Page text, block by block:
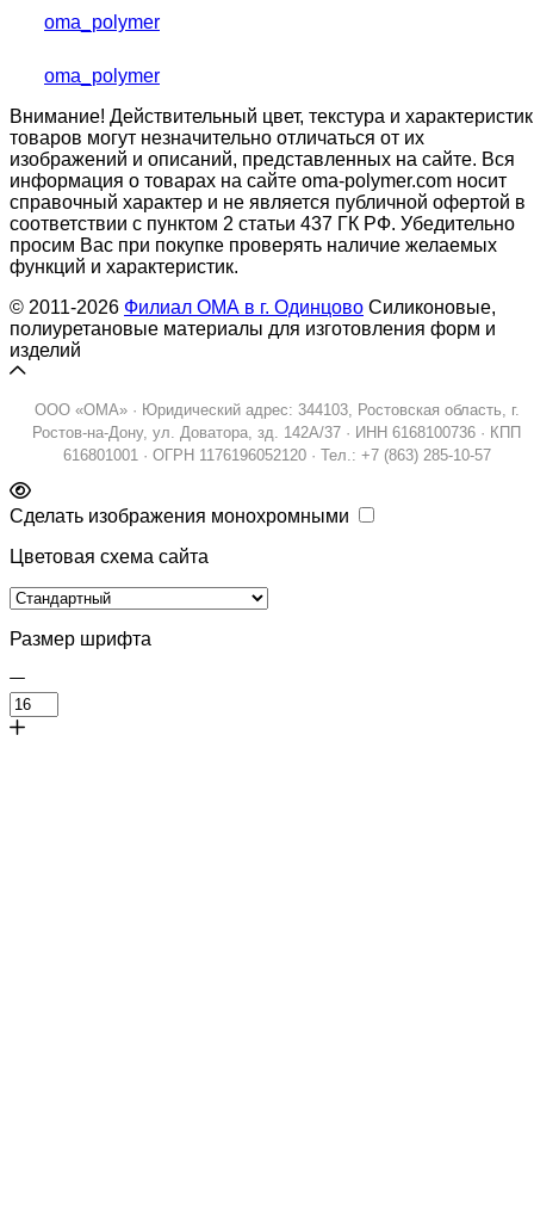
oma_polymer
oma_polymer
Внимание! Действительный цвет, текстура и
товаров могут незначительно отличаться от их
изображений и описаний, представленных на сайте. Вся
информация о товарах на сайте oma-polymer.com носит
справочный характер и не является публичной офертой в
соответствии с пунктом 2 статьи 437 ГК РФ. Убедительно
просим Вас при покупке проверять наличие желаемых
функций и характеристик.
© 2011-2026 Филиал ОМА в г. Одинцово Силиконовые,
полиуретановые материалы для изготовления форм и
изделий
ООО «ОМА» · Юридический адрес: 344103, Ростовская область, г.
Ростов-на-Дону, ул. Доватора, зд. 142А/37 · ИНН 6168100736 · КПП
616801001 · ОГРН 1176196052120 · Тел.: +7 (863) 285-10-57
Сделать изображения монохромными
Цветовая схема сайта
Размер шрифта